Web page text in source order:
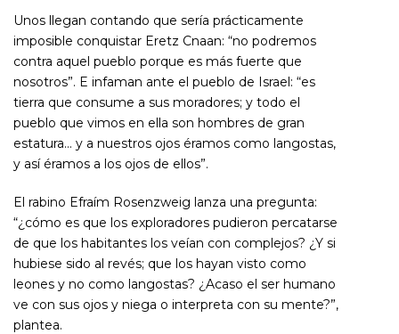
Unos llegan contando que sería prácticamente
imposible conquistar Eretz Cnaan: “no podremos
contra aquel pueblo porque es más fuerte que
nosotros”. E infaman ante el pueblo de Israel: “es
tierra que consume a sus moradores; y todo el
pueblo que vimos en ella son hombres de gran
estatura… y a nuestros ojos éramos como langostas,
y así éramos a los ojos de ellos”.
El rabino Efraím Rosenzweig lanza una pregunta:
“¿cómo es que los exploradores pudieron percatarse
de que los habitantes los veían con complejos? ¿Y si
hubiese sido al revés; que los hayan visto como
leones y no como langostas? ¿Acaso el ser humano
ve con sus ojos y niega o interpreta con su mente?”,
plantea.